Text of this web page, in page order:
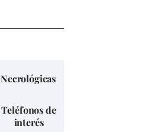
Necrológicas
Teléfonos de
interés